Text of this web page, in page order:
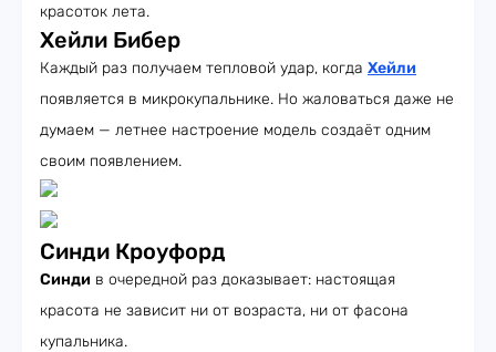
красоток лета.
Хейли Бибер
Каждый раз получаем тепловой удар, когда Хейли
появляется в микрокупальнике. Но жаловаться даже не
думаем — летнее настроение модель создаёт одним
своим появлением.
Синди Кроуфорд
Синди в очередной раз доказывает: настоящая
красота не зависит ни от возраста, ни от фасона
купальника.